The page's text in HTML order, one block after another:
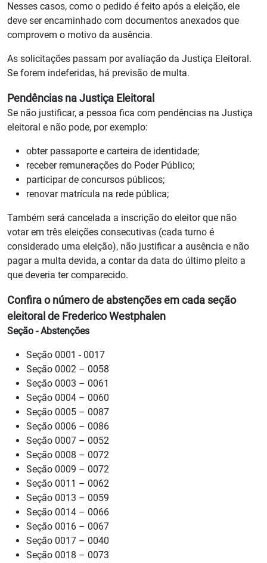
Nesses casos, como o pedido é feito após a eleição, ele
deve ser encaminhado com documentos anexados que
comprovem o motivo da ausência.
As solicitações passam por avaliação da Justiça Eleitoral.
Se forem indeferidas, há previsão de multa.
Pendências na Justiça Eleitoral
Se não justificar, a pessoa fica com pendências na Justiça
eleitoral e não pode, por exemplo:
obter passaporte e carteira de identidade;
receber remunerações do Poder Público;
participar de concursos públicos;
renovar matrícula na rede pública;
Também será cancelada a inscrição do eleitor que não
votar em três eleições consecutivas (cada turno é
considerado uma eleição), não justificar a ausência e não
pagar a multa devida, a contar da data do último pleito a
que deveria ter comparecido.
Confira o número de abstenções em cada seção
eleitoral de Frederico Westphalen
Seção - Abstenções
Seção 0001 - 0017
Seção 0002 – 0058
Seção 0003 – 0061
Seção 0004 – 0060
Seção 0005 – 0087
Seção 0006 – 0086
Seção 0007 – 0052
Seção 0008 – 0072
Seção 0009 – 0072
Seção 0011 – 0062
Seção 0013 – 0059
Seção 0014 – 0066
Seção 0016 – 0067
Seção 0017 – 0040
Seção 0018 – 0073